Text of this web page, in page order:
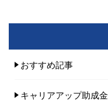
おすすめ記事
キャリアアップ助成金